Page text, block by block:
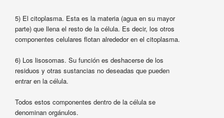
5) El citoplasma. Esta es la materia (agua en su mayor
parte) que llena el resto de la célula. Es decir, los otros
componentes celulares flotan alrededor en el citoplasma.
6) Los lisosomas. Su función es deshacerse de los
residuos y otras sustancias no deseadas que pueden
entrar en la célula.
Todos estos componentes dentro de la célula se
denominan orgánulos.